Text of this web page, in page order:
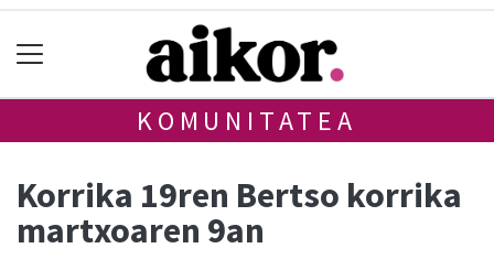
KOMUNITATEA
Korrika 19ren Bertso korrika
martxoaren 9an